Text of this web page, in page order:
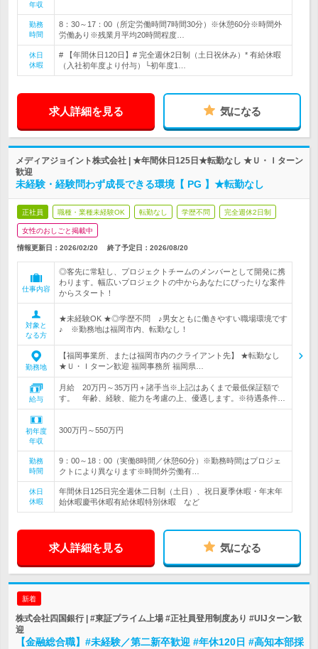
年収
勤務
時間
8：30～17：00（所定労働時間7時間30分）※休憩60分※時間外
労働あり※残業月平均20時間程度…
休日
休暇
# 【年間休日120日】# 完全週休2日制（土日祝休み）* 有給休暇
（入社初年度より付与）└初年度1…
求人詳細を見る 気になる
メディアジョイント株式会社 | ★年間休日125日★転勤なし ★Ｕ・Ｉターン
歓迎
未経験・経験問わず成長できる環境【 PG 】★転勤なし
正社員 職種・業種未経験OK 転勤なし 学歴不問 完全週休2日制
女性のおしごと掲載中
情報更新日：2026/02/20 終了予定日： 2026/08/20
仕事内容
◎客先に常駐し、プロジェクトチームのメンバーとして開発に携
わります。幅広いプロジェクトの中からあなたにぴったりな案件
からスタート！
対象と
なる方
★未経験OK ★◎学歴不問 ♪男女ともに働きやすい職場環境です
♪ ※勤務地は福岡市内、転勤なし！
勤務地
【福岡事業所、または福岡市内のクライアント先】 ★転勤なし
★Ｕ・Ｉターン歓迎 福岡事務所 福岡県…
給与
月給 20万円～35万円＋諸手当※上記はあくまで最低保証額で
す。 年齢、経験、能力を考慮の上、優遇します。※待遇条件…
初年度
年収
300万円～550万円
勤務
時間
9：00～18：00（実働8時間／休憩60分）※勤務時間はプロジェ
クトにより異なります※時間外労働有…
休日
休暇
年間休日125日完全週休二日制（土日）、祝日夏季休暇・年末年
始休暇慶弔休暇有給休暇特別休暇 など
求人詳細を見る 気になる
新着
株式会社四国銀行 | #東証プライム上場 #正社員登用制度あり #UIJターン歓
迎
【金融総合職】#未経験／第二新卒歓迎 #年休120日 #高知本部採